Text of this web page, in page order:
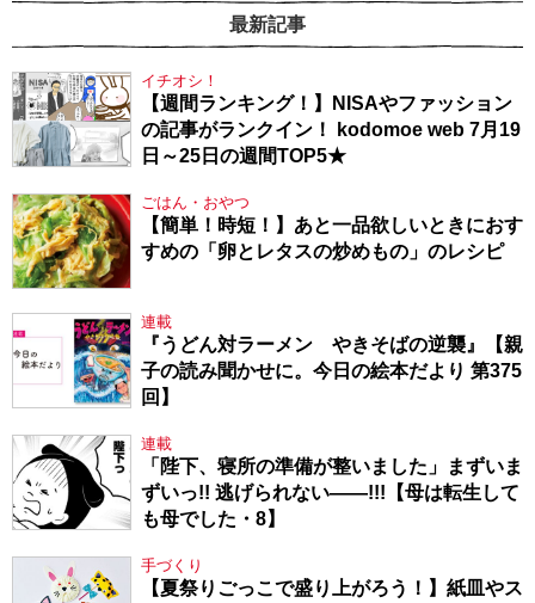
最新記事
イチオシ！
【週間ランキング！】NISAやファッション
の記事がランクイン！ kodomoe web 7月19
日～25日の週間TOP5★
ごはん・おやつ
【簡単！時短！】あと一品欲しいときにおす
すめの「卵とレタスの炒めもの」のレシピ
連載
『うどん対ラーメン やきそばの逆襲』【親
子の読み聞かせに。今日の絵本だより 第375
回】
連載
「陛下、寝所の準備が整いました」まずいま
ずいっ!! 逃げられない――!!!【母は転生して
も母でした・8】
手づくり
【夏祭りごっこで盛り上がろう！】紙皿やス